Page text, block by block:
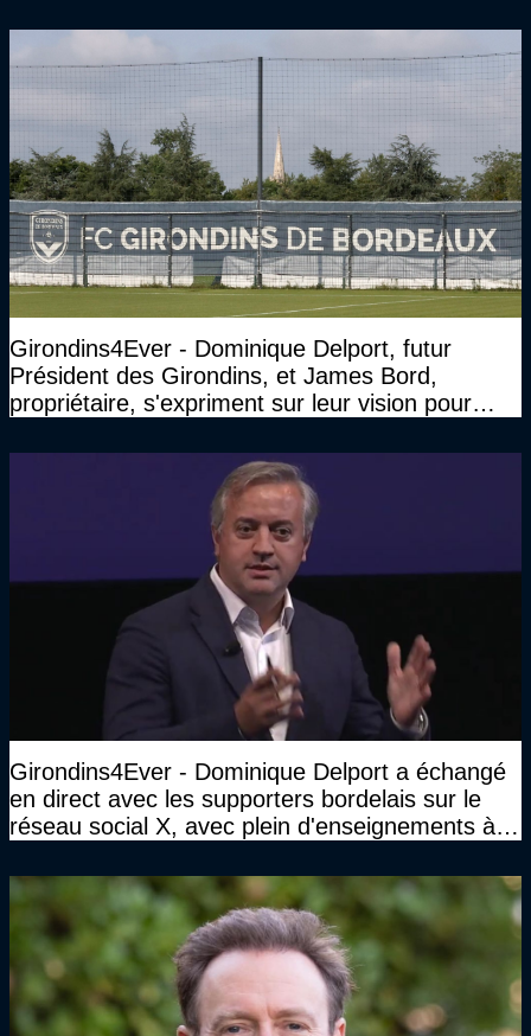
Girondins4Ever - Dominique Delport, futur
Président des Girondins, et James Bord,
propriétaire, s'expriment sur leur vision pour
Girondins4Ever - Dominique Delport a échangé
en direct avec les supporters bordelais sur le
réseau social X, avec plein d'enseignements à la